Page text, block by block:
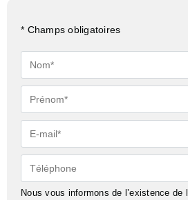
* Champs obligatoires
Nom*
Prénom*
E-
mail*
Téléphone
Nous vous informons de l’existence de